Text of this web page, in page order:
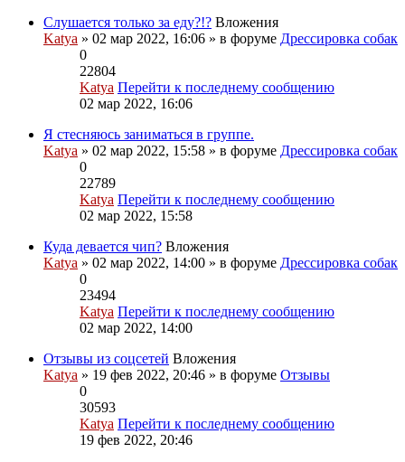
Слушается только за еду?!? Вложения
Katya » 02 мар 2022, 16:06 » в форуме Дрессировка собак
0
22804
Katya Перейти к последнему сообщению
02 мар 2022, 16:06
Я стесняюсь заниматься в группе.
Katya » 02 мар 2022, 15:58 » в форуме Дрессировка собак
0
22789
Katya Перейти к последнему сообщению
02 мар 2022, 15:58
Куда девается чип? Вложения
Katya » 02 мар 2022, 14:00 » в форуме Дрессировка собак
0
23494
Katya Перейти к последнему сообщению
02 мар 2022, 14:00
Отзывы из соцсетей Вложения
Katya » 19 фев 2022, 20:46 » в форуме Отзывы
0
30593
Katya Перейти к последнему сообщению
19 фев 2022, 20:46